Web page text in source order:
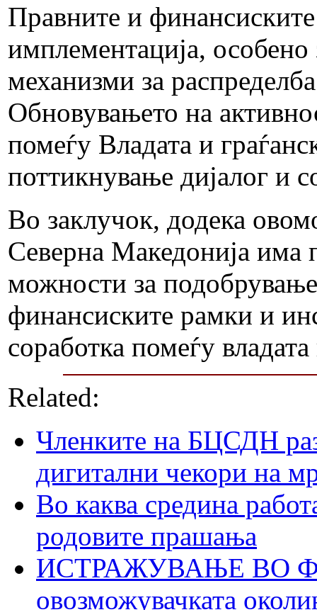
Правните и
имплементација, особено
механизми за
Обновувањето на
помеѓу Владата и
поттикнување дијалог и
Во заклучок, додека
Северна Македонија има
можности за
финансиските рамки и
соработка помеѓу
Related:
Членките на БЦСДН
дигитални чекори на
Во каква средина
родовите прашања
ИСТРАЖУВАЊЕ ВО
овозможувачката